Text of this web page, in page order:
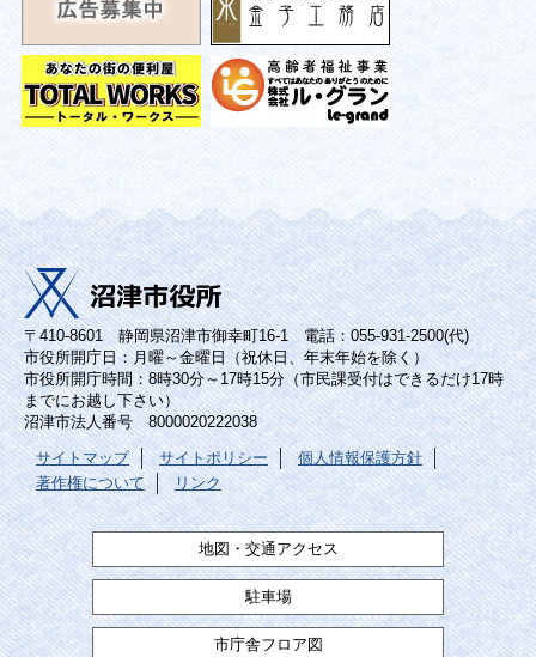
〒410-8601 静岡県沼津市御幸町16-1 電話：055-931-2500(代)
市役所開庁日：月曜～金曜日（祝休日、年末年始を除く）
市役所開庁時間：8時30分～17時15分（市民課受付はできるだけ17時
までにお越し下さい）
沼津市法人番号 8000020222038
サイトマップ サイトポリシー
個人情報保護方針
著作権について
リンク
地図・交通アクセス
駐車場
市庁舎フロア図